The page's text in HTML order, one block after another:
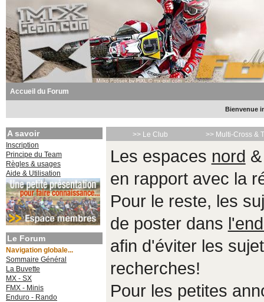
Accueil du Forum
Bienvenue
A savoir
Inscription
Principe du Team
Règles & usages
Aide & Utilisation
Le Forum
Navigation globale...
Sommaire Général
La Buvette
MX - SX
FMX - Minis
Enduro - Rando
>> Le Club >> Multi-Cross &
Les espaces nord
en rapport avec la
Pour le reste, les
de poster dans
afin d'éviter les
recherches!
Pour les petites